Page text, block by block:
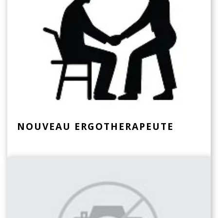
NOUVEAU ERGOTHERAPEUTE